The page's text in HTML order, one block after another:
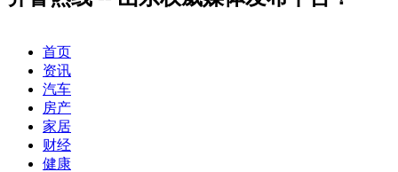
首页
资讯
汽车
房产
家居
财经
健康